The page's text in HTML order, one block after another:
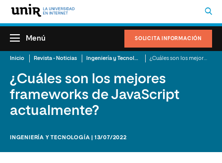
SOLICITA INFORMACIÓN
Menú
Inicio Revista - Noticias Ingeniería y Tecnología
¿Cuáles son los mejores
frameworks de JavaScript
actualmente?
INGENIERÍA Y TECNOLOGÍA | 13/07/2022